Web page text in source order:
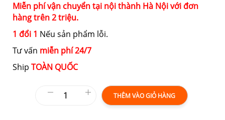
Miễn phí vận chuyển tại nội thành Hà Nội với đơn
hàng trên 2 triệu.
1 đổi 1 Nếu sản phẩm lỗi.
Tư vấn miễn phí 24/7
Ship TOÀN QUỐC
THÊM VÀO GIỎ HÀNG